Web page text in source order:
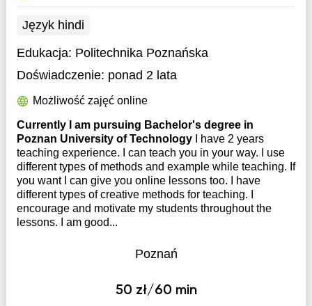
Język hindi
Edukacja: Politechnika Poznańska
Doświadczenie: ponad 2 lata
Możliwość zajęć online
Currently I am pursuing Bachelor's degree in
Poznan University of Technology
I have 2 years
teaching experience. I can teach you in your way. I use
different types of methods and example while teaching. If
you want I can give you online lessons too. I have
different types of creative methods for teaching. I
encourage and motivate my students throughout the
lessons. I am good...
Poznań
50 zł/60 min